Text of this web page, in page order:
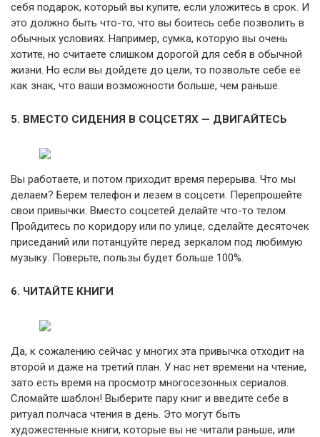
себя подарок, который вы купите, если уложитесь в срок. И
это должно быть что-то, что вы боитесь себе позволить в
обычных условиях. Например, сумка, которую вы очень
хотите, но считаете слишком дорогой для себя в обычной
жизни. Но если вы дойдете до цели, то позвольте себе её
как знак, что ваши возможности больше, чем раньше.
5. ВМЕСТО СИДЕНИЯ В СОЦСЕТЯХ — ДВИГАЙТЕСЬ
Вы работаете, и потом приходит время перерыва. Что мы
делаем? Берем телефон и лезем в соцсети. Перепрошейте
свои привычки. Вместо соцсетей делайте что-то телом.
Пройдитесь по коридору или по улице, сделайте десяточек
приседаний или потанцуйте перед зеркалом под любимую
музыку. Поверьте, пользы будет больше 100%.
6. ЧИТАЙТЕ КНИГИ
Да, к сожалению сейчас у многих эта привычка отходит на
второй и даже на третий план. У нас нет времени на чтение,
зато есть время на просмотр многосезонных сериалов.
Сломайте шаблон! Выберите пару книг и введите себе в
ритуал полчаса чтения в день. Это могут быть
художестенные книги, которые вы не читали раньше, или